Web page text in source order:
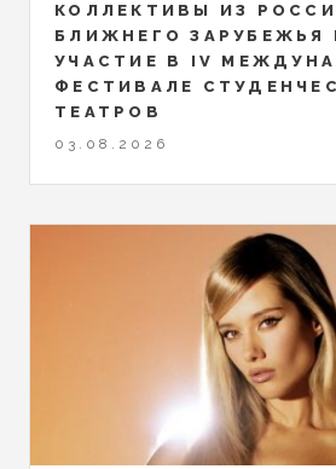
КОЛЛЕКТИВЫ ИЗ
БЛИЖНЕГО ЗАРУБЕЖЬЯ
УЧАСТИЕ В IV
ФЕСТИВАЛЕ
ТЕАТРОВ
03.08.2026